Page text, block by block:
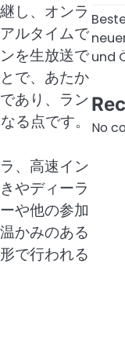
し、オンラ
ルタイムで
を生放送で
で、あたか
あり、ラン
る点です。
、高速イン
やディーラ
や他の参加
かみのある
で行われる
und
No